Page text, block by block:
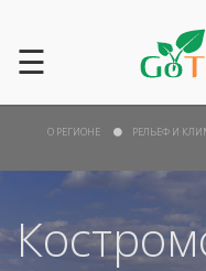
☰
О РЕГИОНЕ РЕЛЬЕФ И